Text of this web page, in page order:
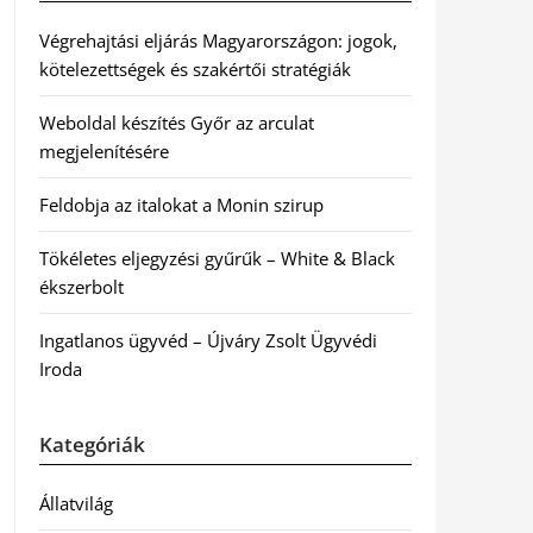
Végrehajtási eljárás Magyarországon: jogok,
kötelezettségek és szakértői stratégiák
Weboldal készítés Győr az arculat
megjelenítésére
Feldobja az italokat a Monin szirup
Tökéletes eljegyzési gyűrűk – White & Black
ékszerbolt
Ingatlanos ügyvéd – Újváry Zsolt Ügyvédi
Iroda
Kategóriák
Állatvilág